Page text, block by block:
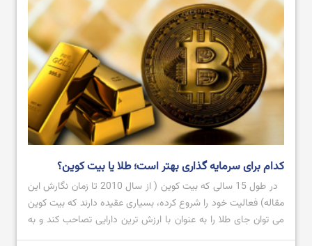
کدام برای سرمایه گذاری بهتر است؛ طلا یا بیت کوین؟
در طول 15 سالی که بیت کوین ( از سال 2010 تا زمان نگارش این
مقاله) فعالیت خود را شروع کرده، بسیاری عقیده دارند که بیت کوین
می توان جای طلا را به عنوان با ارزش ترین دارایی تصاحب کند و به
عنوان طلای دیجیتال شناخته شود؛ اما تاکنون که چنین اتفاقی